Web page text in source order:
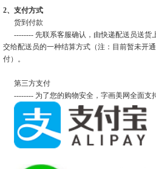
2、支付方式
货到付款
-------- 先联系客服确认，由快递配送员送货
交给配送员的一种结算方式（注：目前暂未开
付）。
第三方支付
-------- 为了您的购物安全，字画美网全面支